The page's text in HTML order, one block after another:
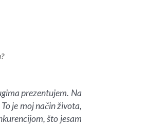
prezentujem. Na
je moj način života,
što jesam